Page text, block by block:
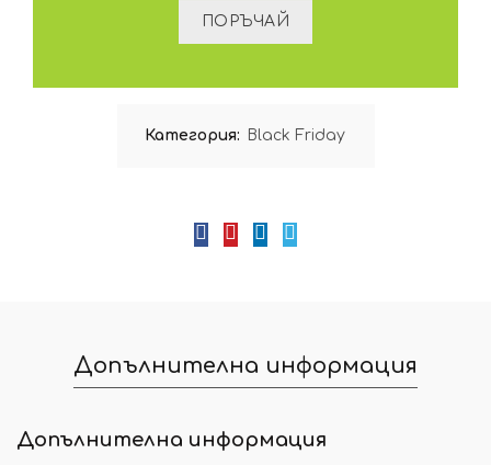
Категория: Black Friday
Допълнителна информация
Допълнителна информация